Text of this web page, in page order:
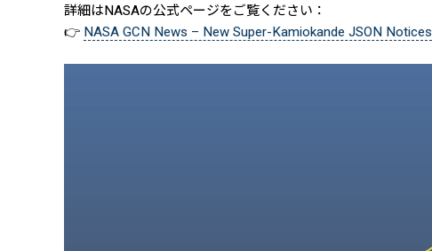
詳細はNASAの公式ページをご覧ください：
👉 NASA GCN News – New Super-Kamiokande JSON Notices